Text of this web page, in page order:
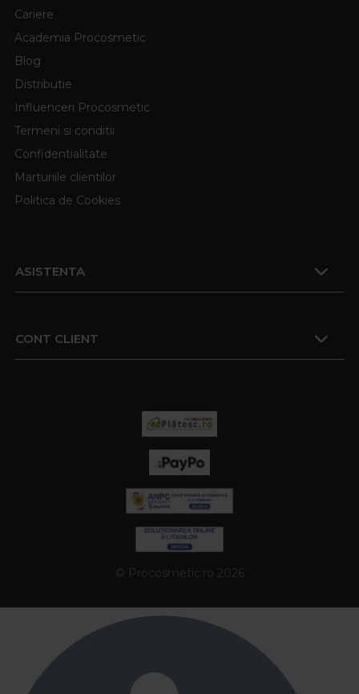
Cariere
Academia Procosmetic
Blog
Distributie
Influenceri Procosmetic
Termeni si conditii
Confidentialitate
Marturiile clientilor
Politica de Cookies
ASISTENTA
CONT CLIENT
© Procosmetic.ro 2026